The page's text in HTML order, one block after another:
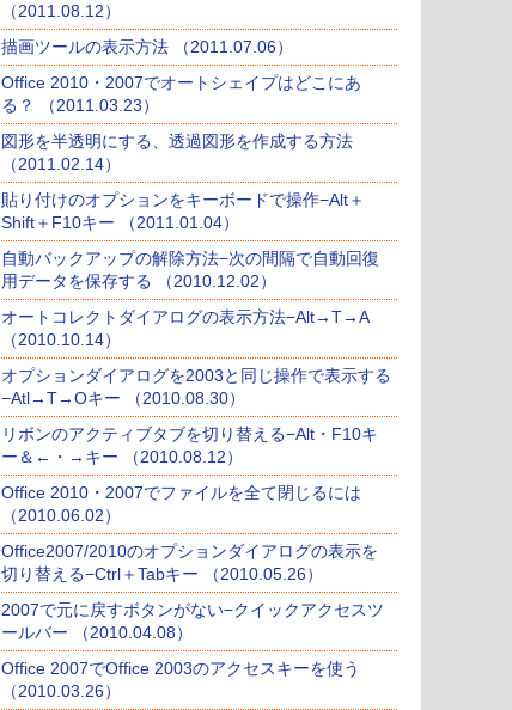
（2011.08.12）
描画ツールの表示方法 （2011.07.06）
Office 2010・2007でオートシェイプはどこにあ
る？ （2011.03.23）
図形を半透明にする、透過図形を作成する方法
（2011.02.14）
貼り付けのオプションをキーボードで操作−Alt＋
Shift＋F10キー （2011.01.04）
自動バックアップの解除方法−次の間隔で自動回復
用データを保存する （2010.12.02）
オートコレクトダイアログの表示方法−Alt→T→A
（2010.10.14）
オプションダイアログを2003と同じ操作で表示する
−Atl→T→Oキー （2010.08.30）
リボンのアクティブタブを切り替える−Alt・F10キ
ー＆←・→キー （2010.08.12）
Office 2010・2007でファイルを全て閉じるには
（2010.06.02）
Office2007/2010のオプションダイアログの表示を
切り替える−Ctrl＋Tabキー （2010.05.26）
2007で元に戻すボタンがない−クイックアクセスツ
ールバー （2010.04.08）
Office 2007でOffice 2003のアクセスキーを使う
（2010.03.26）